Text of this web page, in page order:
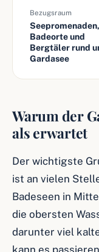
Bezugsraum
Seepromenaden,
Badeorte und
Bergtäler rund
Gardasee
Warum der
als erwartet
Der wichtigste
ist an vielen
Badeseen in
die obersten
darunter viel
kann es